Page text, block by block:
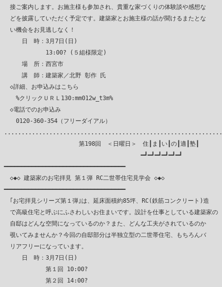
接ご案内します。お施主様も参加され、貴重な家づくりの体験談や感想な
どを披露していただく予定です。建築家とお施主様の話が聞けるまたとな
い機会をお見逃しなく！
日　時：3月7日(日)
13:00? (５組様限定)
場　所：西宮市
講　師：建築家／北野 彰作 氏
◇詳細、お申込みはこちら
%クリックＵＲＬ130:mm012w_t3m%
◇電話でのお申込み
0120-360-354（フリーダイアル）
第198回　＜日曜日＞　住┃ま┃い┃の┃適┃塾┃
━┛━┛━┛━┛━┛━┛
━━━━━━━━━━━━━━━━━━━━━━━━━━━━━━━━━━━
◇◆◇ 建築家のお宅拝見 第１弾 RC二世帯住宅見学会 ◇◆◇
━━━━━━━━━━━━━━━━━━━━━━━━━━━━━━━━━━━
｢お宅拝見シリーズ第１弾｣は、延床面積約85坪、RC(鉄筋コンクリート)造
で高級住宅と呼ぶにふさわしいお住まいです。設計を仕事としている建築家の
自邸はどんな空間になっているのか？また、どんな工夫がされているのか
覗いてみませんか？今回の自邸部分は半独立型の二世帯住宅、もちろんバ
リアフリーになっています。
日　時：3月7日(日)
第１回 10:00?
第２回 14:00?